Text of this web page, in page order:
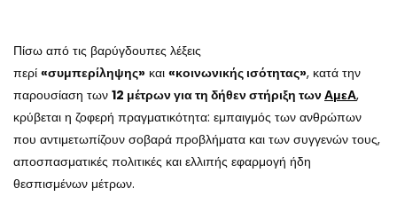
Πίσω από τις βαρύγδουπες λέξεις
περί «συμπερίληψης» και «κοινωνικής ισότητας», κατά την
παρουσίαση των 12 μέτρων για τη δήθεν στήριξη τωνΑμεΑ,
κρύβεται η ζοφερή πραγματικότητα: εμπαιγμός των ανθρώπων
που αντιμετωπίζουν σοβαρά προβλήματα και των συγγενών τους,
αποσπασματικές πολιτικές και ελλιπής εφαρμογή ήδη
θεσπισμένων μέτρων.